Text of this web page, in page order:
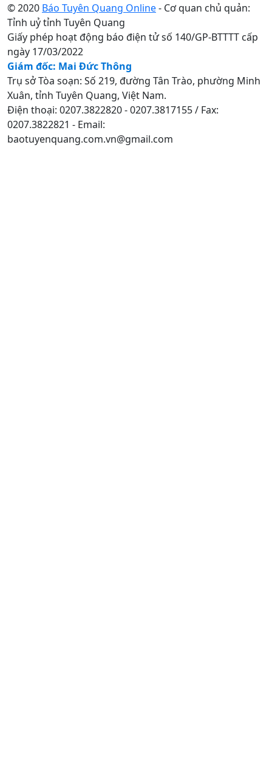
© 2020 Báo Tuyên Quang Online- Cơ quan chủ quản:
Tỉnh uỷ tỉnh Tuyên Quang
Giấy phép hoạt động báo điện tử số 140/GP-BTTTT cấp
ngày 17/03/2022
Giám đốc: Mai Đức Thông
Trụ sở Tòa soạn: Số 219, đường Tân Trào, phường Minh
Xuân, tỉnh Tuyên Quang, Việt Nam.
Điện thoại: 0207.3822820 - 0207.3817155 / Fax:
0207.3822821 - Email:
baotuyenquang.com.vn@gmail.com